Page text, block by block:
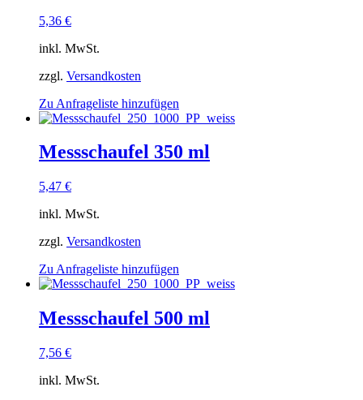
5,36 €
inkl. MwSt.
zzgl. Versandkosten
Zu Anfrageliste hinzufügen
Messschaufel 350 ml
5,47 €
inkl. MwSt.
zzgl. Versandkosten
Zu Anfrageliste hinzufügen
Messschaufel 500 ml
7,56 €
inkl. MwSt.